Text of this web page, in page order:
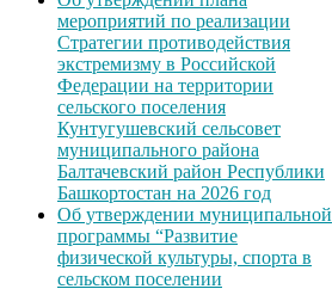
мероприятий по реализации
Стратегии противодействия
экстремизму в Российской
Федерации на территории
сельского поселения
Кунтугушевский сельсовет
муниципального района
Балтачевский район Республики
Башкортостан на 2026 год
Об утверждении муниципальной
программы “Развитие
физической культуры, спорта в
сельском поселении